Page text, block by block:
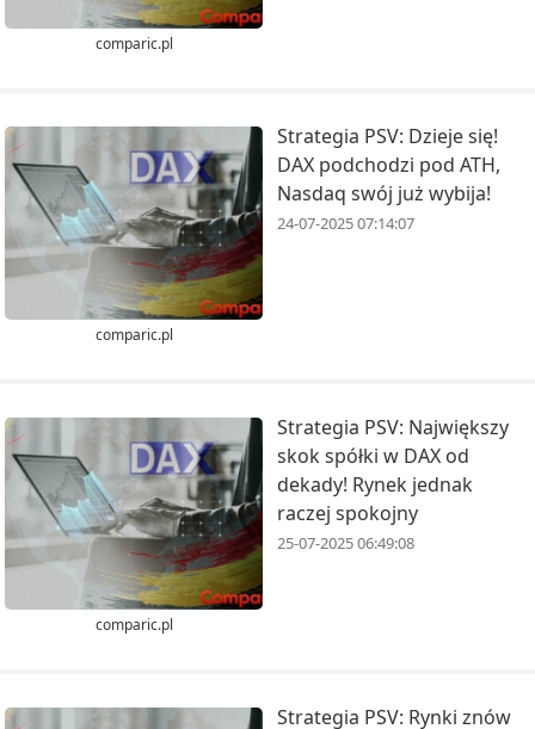
comparic.pl
comparic.pl
Strategia PSV: Dzieje się!
DAX podchodzi pod ATH,
Nasdaq swój już wybija!
24-07-2025 07:14:07
comparic.pl
Strategia PSV: Największy
skok spółki w DAX od
dekady! Rynek jednak
raczej spokojny
25-07-2025 06:49:08
Strategia PSV: Rynki znów